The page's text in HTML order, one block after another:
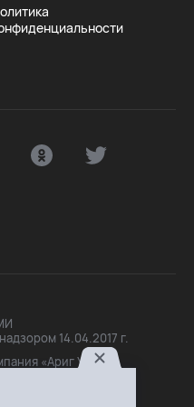
14.04.2017 г.
«Ариг Ус»,
О.Б.